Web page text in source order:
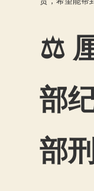
⚖️
部
部